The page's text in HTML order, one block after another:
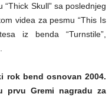
Skull” sa poslednjeg
videa za pesmu “This Is
iz benda “Turnstile”,
rok bend osnovan 2004.
prvu Gremi nagradu za